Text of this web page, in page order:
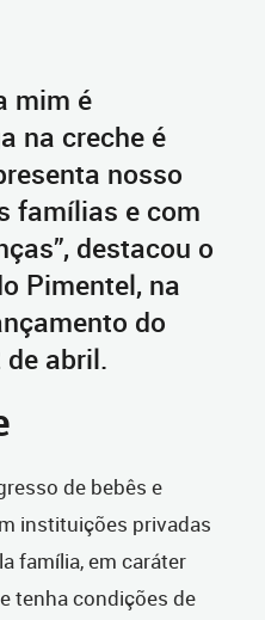
mim é
na creche é
nosso
famílias e com
destacou o
Pimentel, na
do
abril.
de bebês e
instituições privadas
família, em caráter
tenha condições de